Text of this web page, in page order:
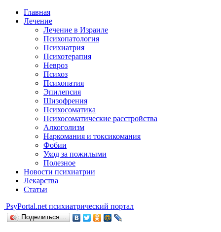
Главная
Лечение
Лечение в Израиле
Психопатология
Психиатрия
Психотерапия
Невроз
Психоз
Психопатия
Эпилепсия
Шизофрения
Психосоматика
Психосоматические расстройства
Алкоголизм
Наркомания и токсикомания
Фобии
Уход за пожилыми
Полезное
Новости психиатрии
Лекарства
Статьи
PsyPortal.net психиатрический портал
Поделиться…